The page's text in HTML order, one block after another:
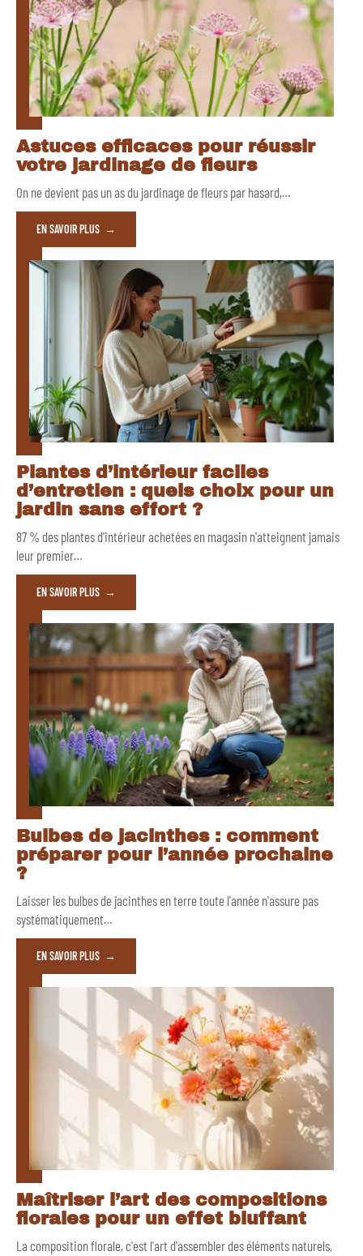
Astuces efficaces pour réussir
votre jardinage de fleurs
On ne devient pas un as du jardinage de fleurs par hasard,…
EN SAVOIR PLUS
Plantes d’intérieur faciles
d’entretien : quels choix pour un
jardin sans effort ?
87 % des plantes d'intérieur achetées en magasin n'atteignent jamais
leur premier…
EN SAVOIR PLUS
Bulbes de jacinthes : comment
préparer pour l’année prochaine
?
Laisser les bulbes de jacinthes en terre toute l'année n'assure pas
systématiquement…
EN SAVOIR PLUS
Maîtriser l’art des compositions
florales pour un effet bluffant
La composition florale, c'est l'art d'assembler des éléments naturels,